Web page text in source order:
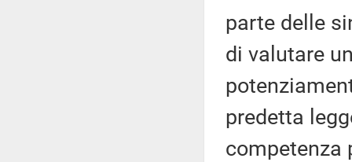
parte delle
di valutare
predetta
competenza